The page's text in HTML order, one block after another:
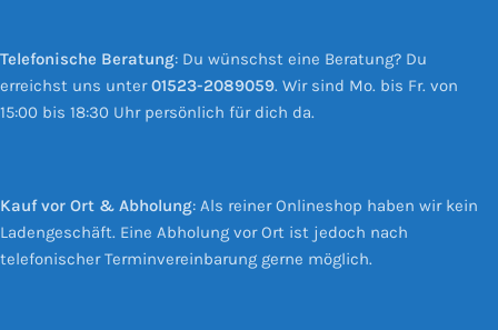
Telefonische Beratung: Du wünschst eine Beratung? Du
erreichst uns unter01523-2089059. Wir sind Mo. bis Fr. von
15:00 bis 18:30 Uhr persönlich für dich da.
Kauf vor Ort & Abholung: Als reiner Onlineshop haben wir kein
Ladengeschäft. Eine Abholung vor Ort ist jedoch nach
telefonischer Terminvereinbarung gerne möglich.